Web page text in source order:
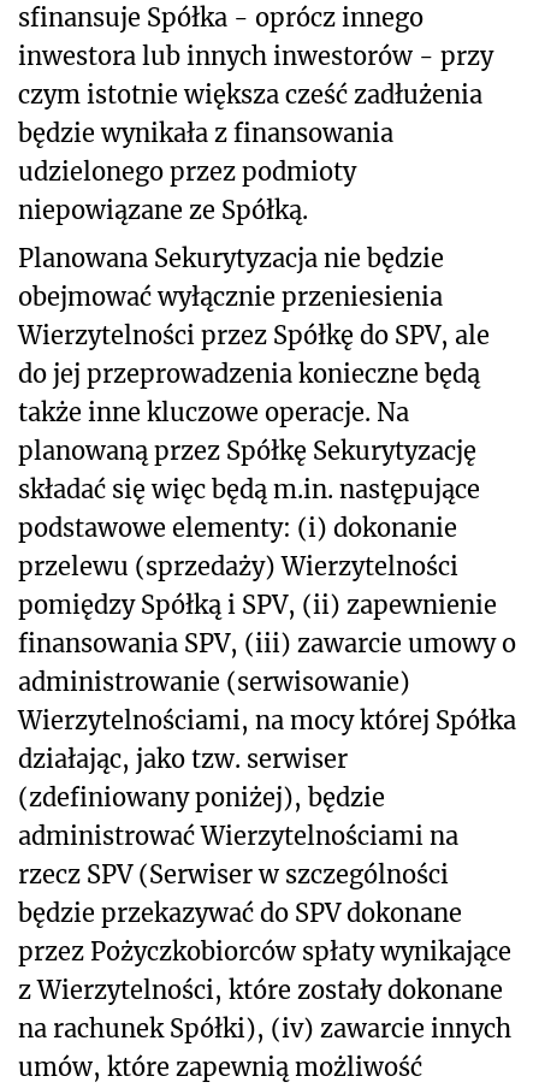
sfinansuje Spółka - oprócz innego
inwestora lub innych inwestorów - przy
czym istotnie większa cześć zadłużenia
będzie wynikała z finansowania
udzielonego przez podmioty
niepowiązane ze Spółką.
Planowana Sekurytyzacja nie będzie
obejmować wyłącznie przeniesienia
Wierzytelności przez Spółkę do SPV, ale
do jej przeprowadzenia konieczne będą
także inne kluczowe operacje. Na
planowaną przez Spółkę Sekurytyzację
składać się więc będą m.in. następujące
podstawowe elementy: (i) dokonanie
przelewu (sprzedaży) Wierzytelności
pomiędzy Spółką i SPV, (ii) zapewnienie
finansowania SPV, (iii) zawarcie umowy o
administrowanie (serwisowanie)
Wierzytelnościami, na mocy której Spółka
działając, jako tzw. serwiser
(zdefiniowany poniżej), będzie
administrować Wierzytelnościami na
rzecz SPV (Serwiser w szczególności
będzie przekazywać do SPV dokonane
przez Pożyczkobiorców spłaty wynikające
z Wierzytelności, które zostały dokonane
na rachunek Spółki), (iv) zawarcie innych
umów, które zapewnią możliwość